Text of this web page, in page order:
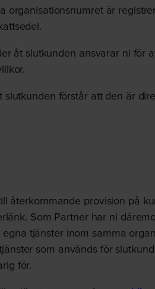
organisationsnumret är
åt slutkunden ansvarar ni för
slutkunden förstår att den är
återkommande provision på
Som Partner har ni
tjänster inom samma
som används för
för.